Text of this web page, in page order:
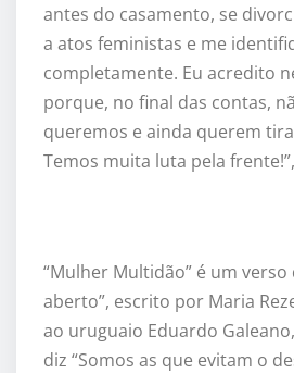
antes do casamento, se
a atos feministas e me
completamente. Eu acredito
porque, no final das contas,
queremos e ainda querem
Temos muita luta pela
“Mulher Multidão” é um verso
aberto”, escrito por Maria
ao uruguaio Eduardo
diz “Somos as que evitam o